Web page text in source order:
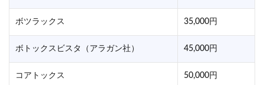
ボツラックス 35,000円
ボトックスビスタ（アラガン社） 45,000円
コアトックス 50,000円